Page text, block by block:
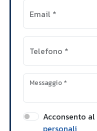
Email *
Telefono *
Messaggio*
Acconsento al